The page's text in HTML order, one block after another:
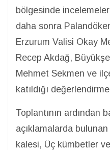
bölgesinde
daha sonra
Erzurum Valisi Okay
Recep Akdağ,
Mehmet Sekmen ve
katıldığı
Toplantının ardından
açıklamalarda
kalesi, Üç kümbetler